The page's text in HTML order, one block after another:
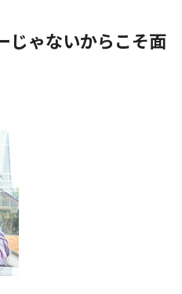
じゃないからこそ面